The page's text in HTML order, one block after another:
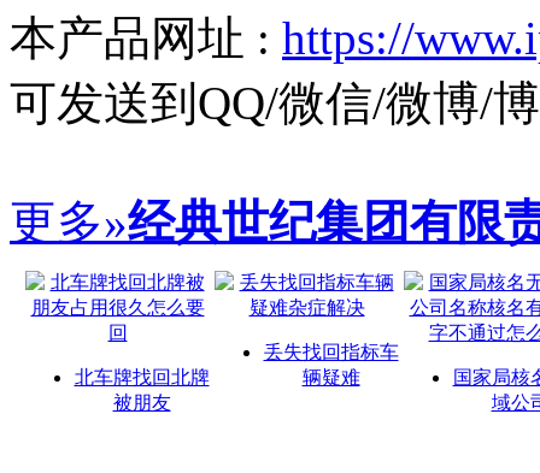
本产品网址 : https://
可发送到QQ/微信/微博/
更多»经典世纪集团有限
北车牌找回北牌
被朋友
丢失找回指标车
辆疑难
国家局核
域公